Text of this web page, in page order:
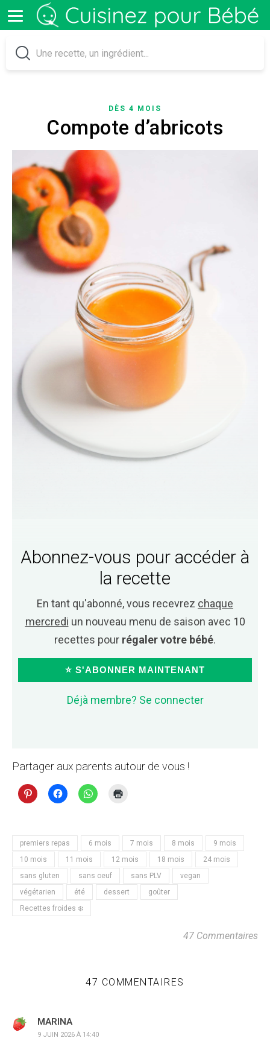
DÈS 4 MOIS
Compote d’abricots
Abonnez-vous pour accéder à
la recette
En tant qu'abonné, vous recevrez chaque
mercredi un nouveau menu de saison avec 10
recettes pour régaler votre bébé.
⭐ S'ABONNER MAINTENANT
Déjà membre? Se connecter
Partager aux parents autour de vous !
premiers repas 6 mois 7 mois 8 mois
9 mois
10 mois
11 mois 12 mois 18 mois
24 mois
sans gluten
sans oeuf sans PLV
vegan
végétarien
été dessert
goûter
Recettes froides ❄️
47 Commentaires
47 COMMENTAIRES
MARINA
9 JUIN 2026 À 14:40